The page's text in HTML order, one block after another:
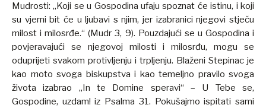
Mudrosti: „Koji se u Gospodina ufaju spoznat će istinu, i koji
su vjerni bit će u ljubavi s njim, jer izabranici njegovi stječu
milost i milosrđe.“ (Mudr 3, 9). Pouzdajući se u Gospodina i
povjeravajući se njegovoj milosti i milosrđu, mogu se
oduprijeti svakom protivljenju i trpljenju. Blaženi Stepinac je
kao moto svoga biskupstva i kao temeljno pravilo svoga
života izabrao „In te Domine speravi“ – U Tebe se,
Gospodine, uzdam! iz Psalma 31. Pokušajmo ispitati sami